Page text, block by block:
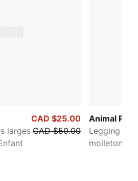
larges
CAD $25.00
CAD $50.00
Animal Pack
Legging
molleton